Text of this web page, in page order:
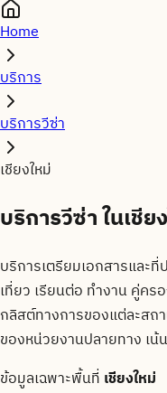
Home
บริการ
บริการวีซ่า
เชียงใหม่
บริการวีซ่าในเชีย
บริการเตรียมเอกสารและ
เที่ยว เรียนต่อ ทำงาน คู่คร
กลิสต์ทางการของแต่ละส
ของหน่วยงานปลายทาง เ
ข้อมูลเฉพาะพื้นที่ เชียงใหม่